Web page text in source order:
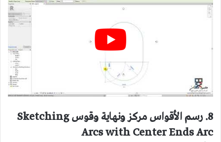
8. رسم الأقواس مركز ونهاية وقوس Sketching
Arcs with Center Ends Arc